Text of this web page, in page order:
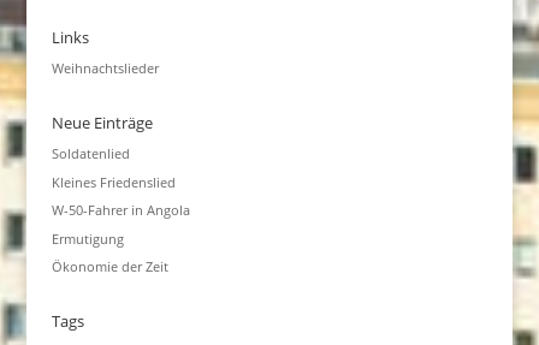
Links
Weihnachtslieder
Neue Einträge
Soldatenlied
Kleines Friedenslied
W-50-Fahrer in Angola
Ermutigung
Ökonomie der Zeit
Tags